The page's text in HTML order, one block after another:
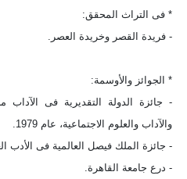
* فى التراث المحقق:
- فريدة القصر وخريدة العصر.
* الجوائز والأوسمة:
- جائزة الدولة التقديرية فى
والآداب والعلوم الاجتماعية، عام 1979.
- جائزة الملك فيصل العالمية فى الأدب
- درع جامعة القاهرة.